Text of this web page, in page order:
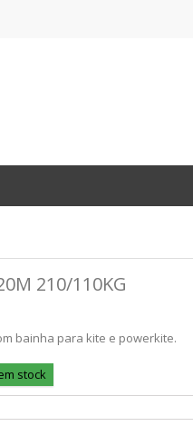
210/110KG
bainha para kite e powerkite.
stock